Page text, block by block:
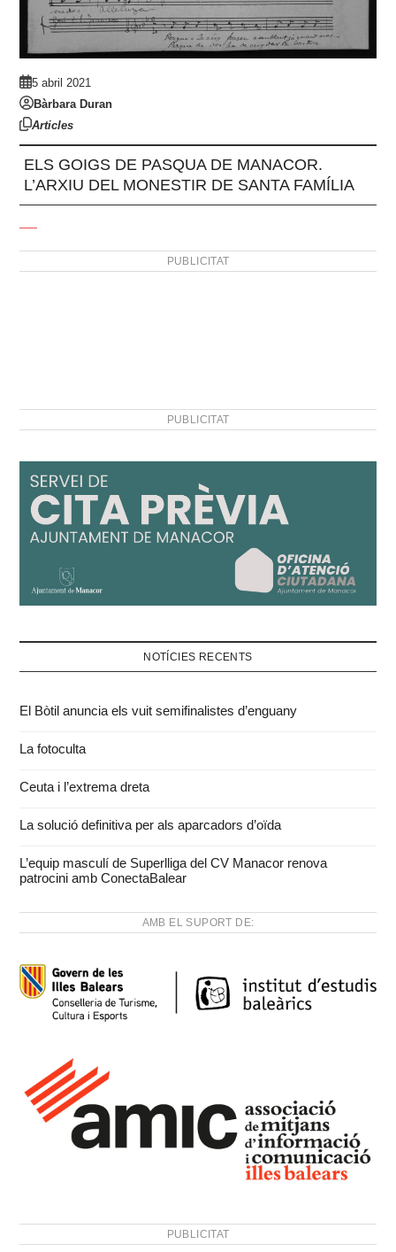
5 abril 2021
Bàrbara Duran
Articles
ELS GOIGS DE PASQUA DE MANACOR.
L’ARXIU DEL MONESTIR DE SANTA FAMÍLIA
PUBLICITAT
PUBLICITAT
NOTÍCIES RECENTS
El Bòtil anuncia els vuit semifinalistes d’enguany
La fotoculta
Ceuta i l’extrema dreta
La solució definitiva per als aparcadors d’oïda
L’equip masculí de Superlliga del CV Manacor renova
patrocini amb ConectaBalear
AMB EL SUPORT DE:
PUBLICITAT